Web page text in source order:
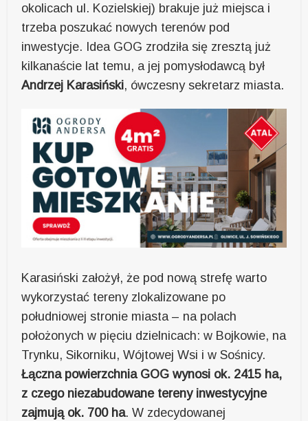
okolicach ul. Kozielskiej) brakuje już miejsca i
trzeba poszukać nowych terenów pod
inwestycje. Idea GOG zrodziła się zresztą już
kilkanaście lat temu, a jej pomysłodawcą był
Andrzej Karasiński, ówczesny sekretarz miasta.
Karasiński założył, że pod nową strefę warto
wykorzystać tereny zlokalizowane po
południowej stronie miasta – na polach
położonych w pięciu dzielnicach: w Bojkowie, na
Trynku, Sikorniku, Wójtowej Wsi i w Sośnicy.
Łączna powierzchnia GOG wynosi ok. 2415 ha,
z czego niezabudowane tereny inwestycyjne
zajmują ok. 700 ha. W zdecydowanej